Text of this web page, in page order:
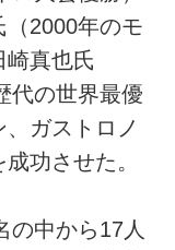
（2000年のモ
崎真也氏
代の世界最優
ガストロノ
功させた。
の中から17人